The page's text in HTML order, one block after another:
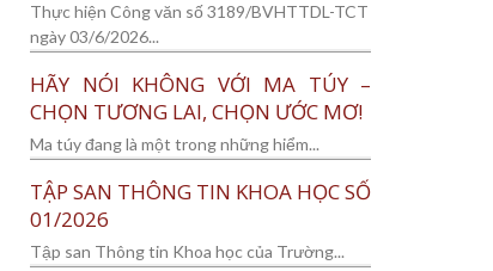
Thực hiện Công văn số 3189/BVHTTDL-TCT
ngày 03/6/2026...
HÃY NÓI KHÔNG VỚI MA TÚY –
CHỌN TƯƠNG LAI, CHỌN ƯỚC MƠ!
Ma túy đang là một trong những hiểm...
TẬP SAN THÔNG TIN KHOA HỌC SỐ
01/2026
Tập san Thông tin Khoa học của Trường...